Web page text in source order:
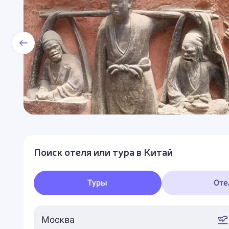
Поиск отеля или тура в Китай
Туры